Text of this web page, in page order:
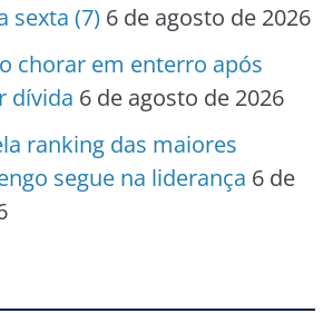
sexta (7) 6 de agosto de 2026
chorar em enterro após
dívida 6 de agosto de 2026
ranking das maiores
segue na liderança 6 de